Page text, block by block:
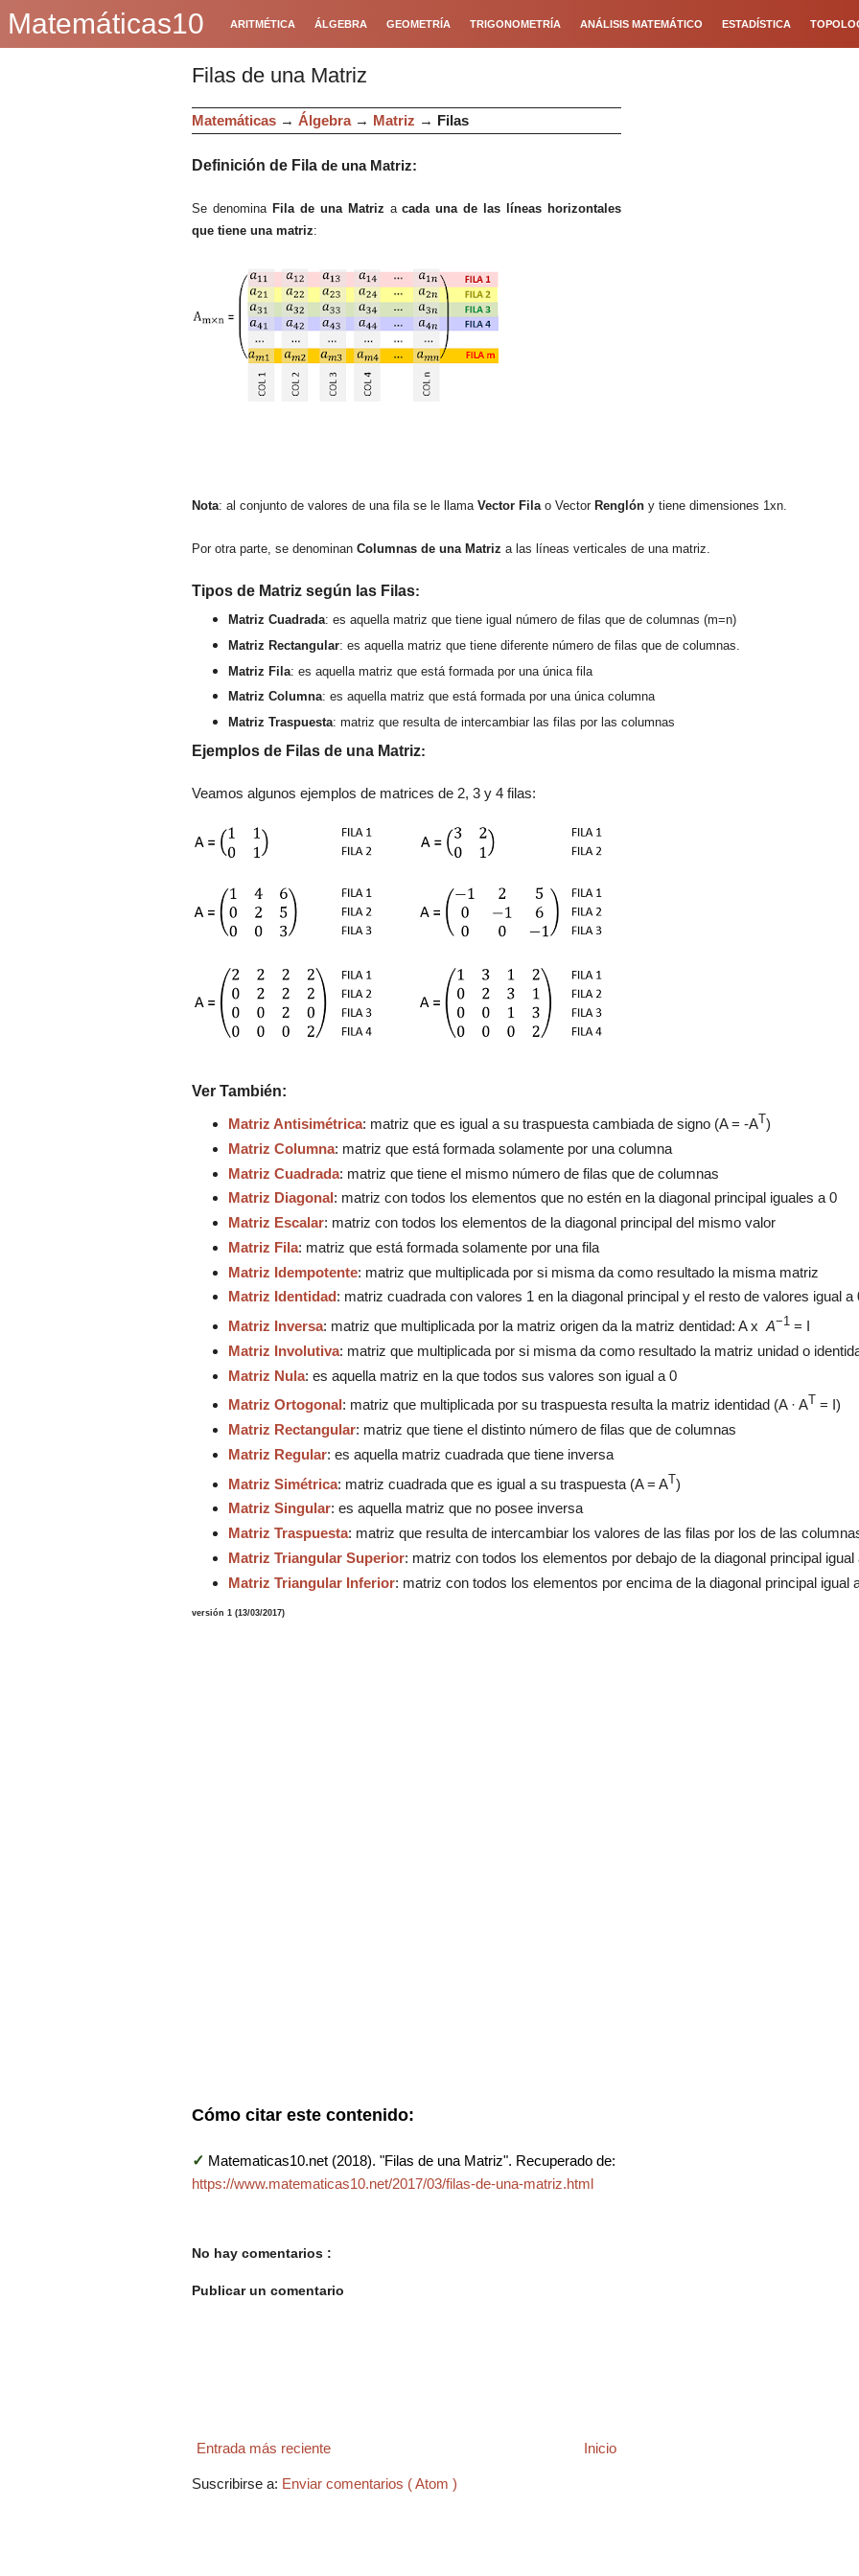
Matemáticas10 ARITMÉTICA ÁLGEBRA GEOMETRÍA TRIGONOMETRÍA ANÁLISIS MATEMÁTICO ESTADÍSTICA
Filas de una Matriz
Matemáticas → Álgebra → Matriz → Filas
Definición de Fila de una Matriz:
Se denomina Fila de una Matriz acada una de las líneas horizontales
que tiene una matriz:
Nota: al conjunto de valores de una fila se le llama Vector Fila o Vector Renglón y tiene dimensiones 1xn.
Por otra parte, se denominan Columnas de una Matriz a las líneas verticales de una matriz.
Tipos de Matriz según las Filas:
Matriz Cuadrada: es aquella matriz que tiene igual número de filas que de col umnas (m=n)
Matriz Rectangular: es aquella matriz que tiene diferente número de filas que de columnas.
Matriz Fila: es aquella matriz que está formada por una única fila
Matriz Columna: es aquella matriz que está formada por una única columna
Matriz Traspuesta: matriz que resulta de intercambiar las filas por las columnas
Ejemplos de Filas de una Matriz:
Veamos algunos ejemplos de matrices de 2, 3 y 4 filas:
Ver También:
Matriz Antisimétrica: matriz que es igual a su traspuesta cambiada de signo(A = -A )
Matriz Columna: matriz que está formada solamente por una columna
Matriz Cuadrada: matriz que tiene el mismo número de filas que de columnas
Matriz Diagonal: matriz contodos los elementos que no estén en la diagonal principal iguales a 0
Matriz Escalar: matriz contodos los elementos de la diagonal principal del mismo valor
Matriz Fila: matriz queestá formada solamente por una fila
Matriz Idempotente: matriz que multiplicada por si misma da como resultado la misma matriz
Matriz Identidad: matriz cuadrada con valores 1 en la diagonal principal y el resto de valores igual a
Matriz Inversa: matriz que multiplicada por la matriz origen da la matriz dentidad: A x A−1= I
Matriz Involutiva: matriz que multiplicada por si misma da como resultado la matriz unidad o
Matriz Nula: es aquella matriz en la que todos sus valores son igual a 0
Matriz Ortogonal: matriz que multiplicada por su traspuesta resulta la matriz identidad (A · A = I)
Matriz Rectangular: matriz que tiene el distinto número de filas que de columnas
Matriz Regular: es aquella matriz cuadrada que tiene inversa
Matriz Simétrica: matriz cuadrada que es igual a su traspuesta (A = AT)
Matriz Singular: es aquella matriz que no posee inversa
Matriz Traspuesta: matriz que resulta de intercambiar los valores de las filas por los de las
Matriz Triangular Superior: matriz contodos los elementos por debajo de la diagonal principal igual
Matriz Triangular Inferior: matriz contodos los elementos por encima de la diagonal principal igual
versión 1 (13/03/2017)
Cómo citar este contenido:
✓ Matematicas10.net (2018). "Filas de una Matriz". Recuperado de:
https://www.matematicas10.net/2017/03/filas-de-una-matriz.html
No hay comentarios :
Publicar un comentario
Entrada más reciente Inicio
Suscribirse a: Enviar comentarios ( Atom )